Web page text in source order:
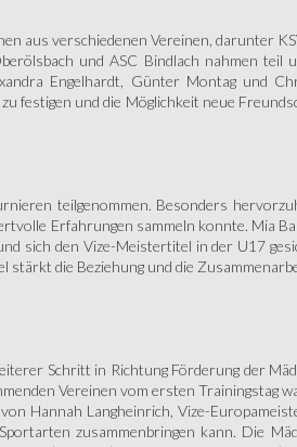
aus verschiedenen Vereinen, darunter
und ASC Bindlach nahmen teil
Engelhardt, Günter Montag und
festigen und die Möglichkeit neue
teilgenommen. Besonders
Erfahrungen sammeln konnte. Mia
sich den Vize-Meistertitel in der U17
die Beziehung und die
Schritt in Richtung Förderung der
Vereinen vom ersten Trainingstag
Hannah Langheinrich, Vize-
zusammenbringen kann. Die